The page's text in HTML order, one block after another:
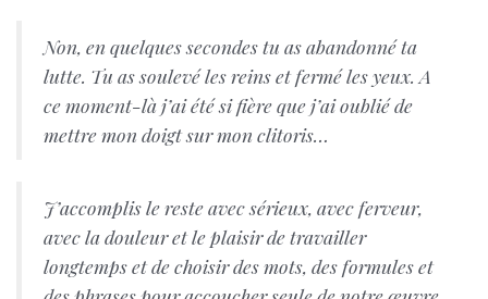
Non, en quelques secondes tu as abandonné ta
lutte. Tu as soulevé les reins et fermé les yeux. A
ce moment-là j’ai été si fière que j’ai oublié de
mettre mon doigt sur mon clitoris…
J’accomplis le reste avec sérieux, avec ferveur,
avec la douleur et le plaisir de travailler
longtemps et de choisir des mots, des formules et